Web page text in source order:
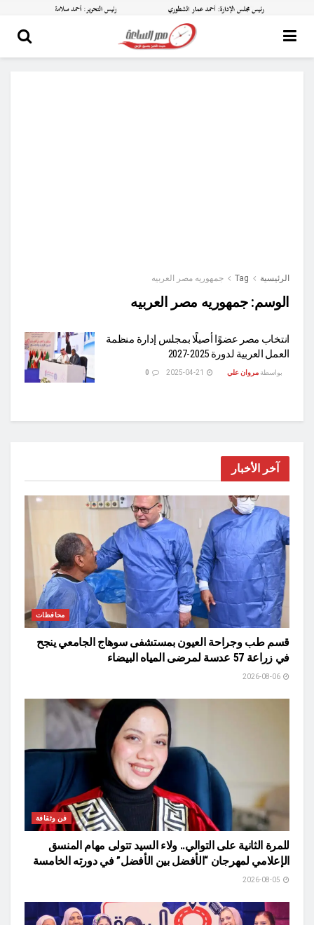
الرئيسية Tag جمهوريه مصر العربيه
الوسم:جمهوريه مصر العربيه
انتخاب مصر عضوًا أصيلًا بمجلس إدارة منظمة
العمل العربية لدورة 2025-2027
بواسطة مروان علي
آخر الأخبار
محافظات
قسم طب وجراحة العيون بمستشفى سوهاج الجامعي ينجح
في زراعة 57 عدسة لمرضى المياه البيضاء
فن وثقافة
للمرة الثانية على التوالي.. ولاء السيد تتولى مهام المنسق
الإعلامي لمهرجان “الأفضل بين الأفضل” في دورته الخامسة